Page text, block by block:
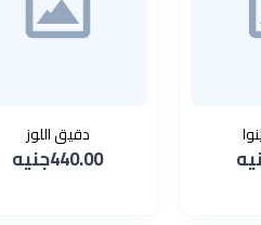
دقيق اللوز
440.00جنيه